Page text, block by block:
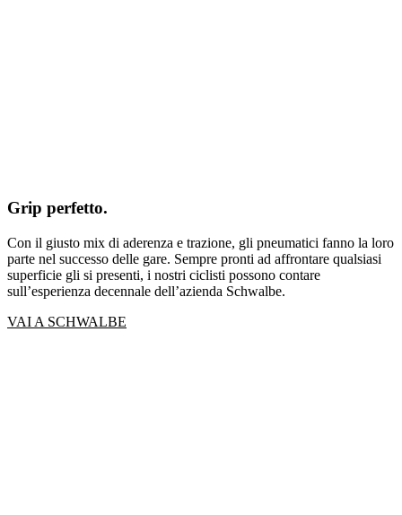
Grip perfetto.
Con il giusto mix di aderenza e trazione, gli pneumatici fanno la loro
parte nel successo delle gare. Sempre pronti ad affrontare qualsiasi
superficie gli si presenti, i nostri ciclisti possono contare
sull’esperienza decennale dell’azienda Schwalbe.
VAI A SCHWALBE